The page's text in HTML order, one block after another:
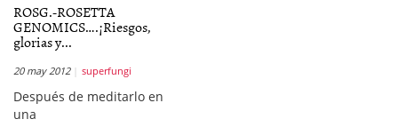
ROSG.-ROSETTA
GENOMICS….¡Riesgos,
glorias y...
20 may 2012 superfungi
Después de meditarlo en
una